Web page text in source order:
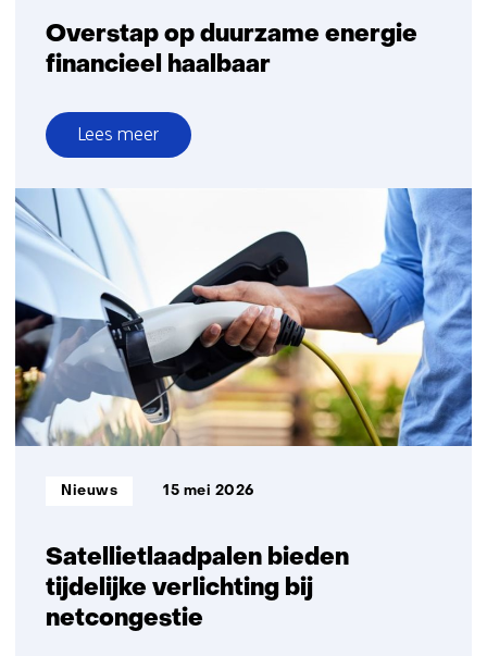
Overstap op duurzame energie
financieel haalbaar
Lees meer
over
Overstap
op
duurzame
energie
financieel
haalbaar
Satellietlaadpalen bieden
tijdelijke verlichting bij
netcongestie
Informatietype:
Nieuws 15 mei 2026